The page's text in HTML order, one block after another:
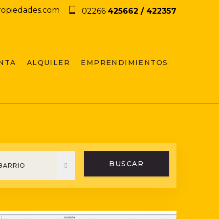
02266 425662 / 422357
ALQUILER EMPRENDIMIENTOS
BUSCAR